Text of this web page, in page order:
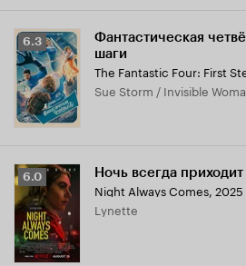
Рейтинг
Кинопоиска
6.3
6.3
Фантастическая
шаги
The Fantastic Four: First
Sue Storm / Invisible
Рейтинг
Кинопоиска
6.0
6.0 Ночь всегда приходит
Night Always Comes, 2025
Lynette